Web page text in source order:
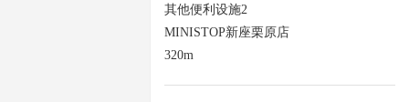
其他便利设施2
MINISTOP新座栗原店
320m